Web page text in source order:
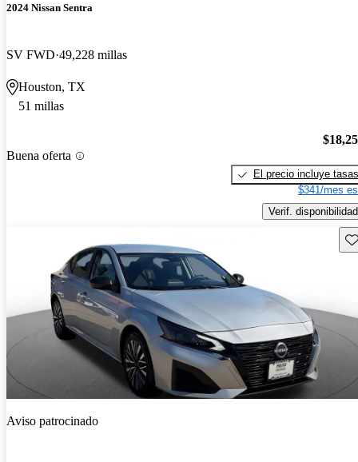
2024 Nissan Sentra
SV FWD 49,228 millas
Houston, TX
51 millas
Buena oferta
El precio incluye tasas
$341/mes
Verif. disponibilidad
Aviso patrocinado